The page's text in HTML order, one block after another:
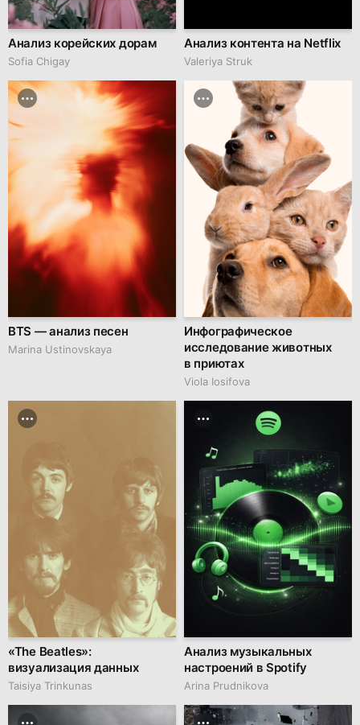
Анализ корейских дорам
Sofia Chigay
Анализ контента на Netflix
Valeriya Struk
BTS — анализ песен
Marina Ustinovskaya
Инфографическое
исследование животных
в приютах
Viola Iosifova
«The Beatles»:
визуализация данных
Taisiya Trinkunas
Анализ музыкальных
настроений в Spotify
Arina Prudnikova